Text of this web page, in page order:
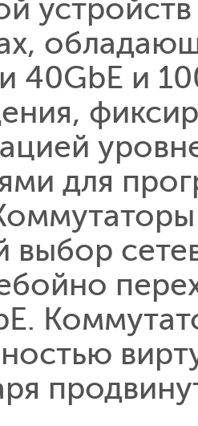
40GbE и
для
выбор